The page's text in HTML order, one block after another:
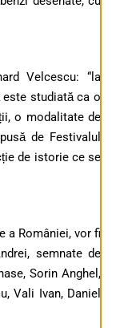
Velcescu: “la
este studiată ca o
o modalitate de
de Festivalul
de istorie ce se
a României, vor fi
semnate de
Sorin Anghel,
Vali Ivan, Daniel